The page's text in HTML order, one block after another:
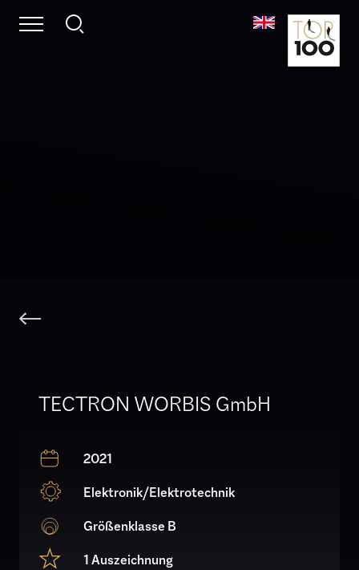
TECTRON WORBIS GmbH
2021
Elektronik/Elektrotechnik
Größenklasse B
1 Auszeichnung